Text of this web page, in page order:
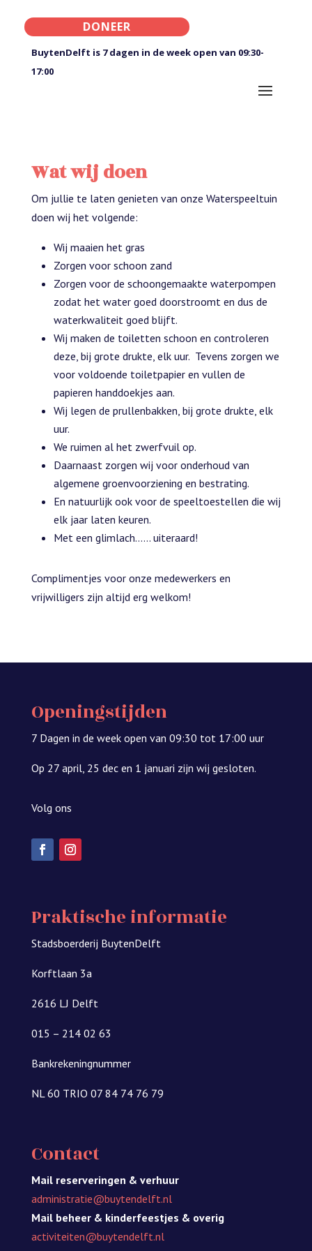
DONEER
BuytenDelft is 7 dagen in de week open van 09:30-
17:00
Wat wij doen
Om jullie te laten genieten van onze Waterspeeltuin
doen wij het volgende:
Wij maaien het gras
Zorgen voor schoon zand
Zorgen voor de schoongemaakte waterpompen
zodat het water goed doorstroomt en dus de
waterkwaliteit goed blijft.
Wij maken de toiletten schoon en controleren
deze, bij grote drukte, elk uur. Tevens zorgen we
voor voldoende toiletpapier en vullen de
papieren handdoekjes aan.
Wij legen de prullenbakken, bij grote drukte, elk
uur.
We ruimen al het zwerfvuil op.
Daarnaast zorgen wij voor onderhoud van
algemene groenvoorziening en bestrating.
En natuurlijk ook voor de speeltoestellen die wij
elk jaar laten keuren.
Met een glimlach…… uiteraard!
Complimentjes voor onze medewerkers en
vrijwilligers zijn altijd erg welkom!
Openingstijden
7 Dagen in de week open van 09:30 tot 17:00 uur
Op 27 april, 25 dec en 1 januari zijn wij gesloten.
Volg ons
Praktische informatie
Stadsboerderij BuytenDelft
Korftlaan 3a
2616 LJ Delft
015 – 214 02 63
Bankrekeningnummer
NL 60 TRIO 07 84 74 76 79
Contact
Mail reserveringen & verhuur
administratie@buytendelft.nl
Mail beheer & kinderfeestjes & overig
activiteiten@buytendelft.nl